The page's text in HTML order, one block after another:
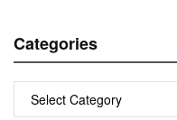
Categories